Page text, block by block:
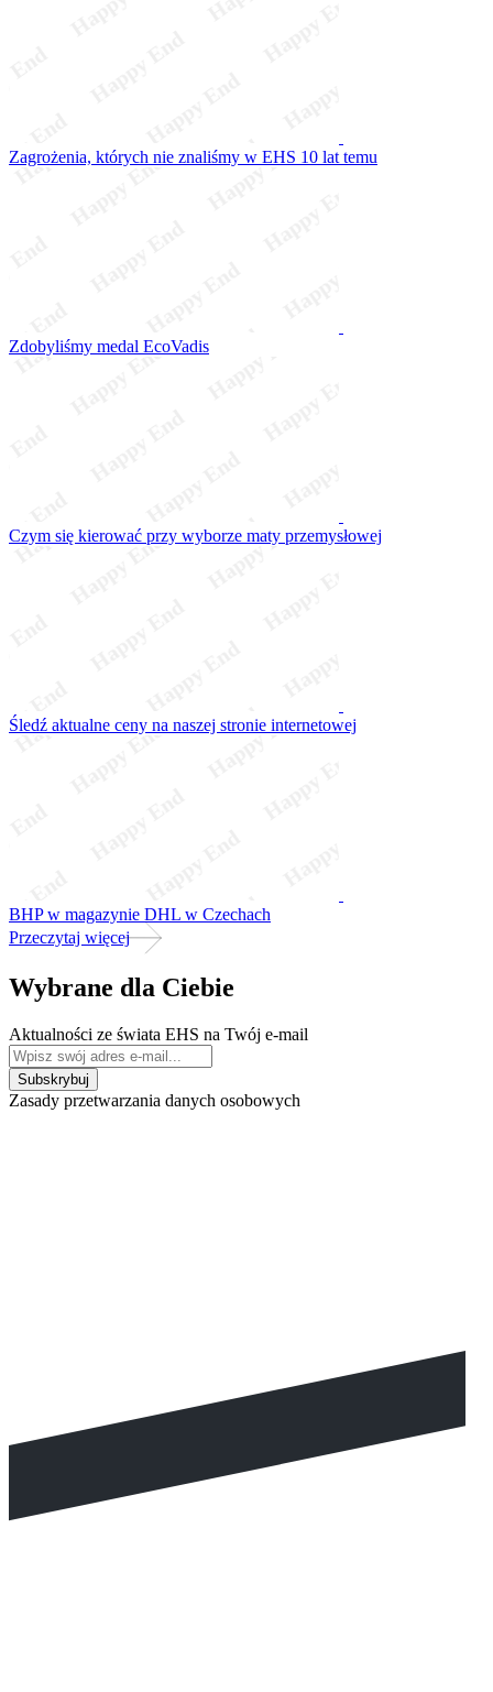
Zagrożenia, których nie znaliśmy w EHS 10 lat temu
Zdobyliśmy medal EcoVadis
Czym się kierować przy wyborze maty przemysłowej
Śledź aktualne ceny na naszej stronie internetowej
BHP w magazynie DHL w Czechach
Przeczytaj więcej
Wybrane dla Ciebie
Aktualności ze świata EHS na Twój e-mail
Zasady przetwarzania danych osobowych